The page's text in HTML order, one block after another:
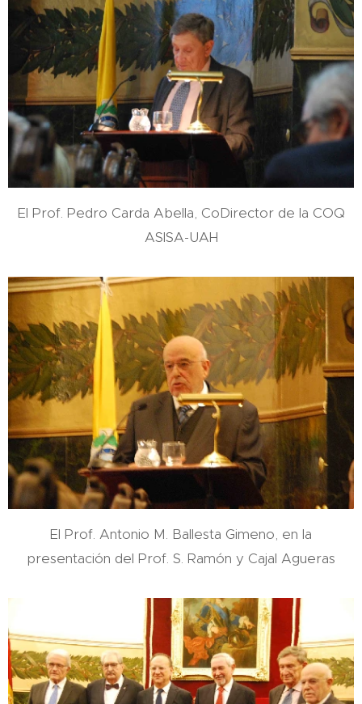
El Prof. Pedro Carda Abella, CoDirector de la COQ
ASISA-UAH
El Prof. Antonio M. Ballesta Gimeno, en la
presentación del Prof. S. Ramón y Cajal Agueras